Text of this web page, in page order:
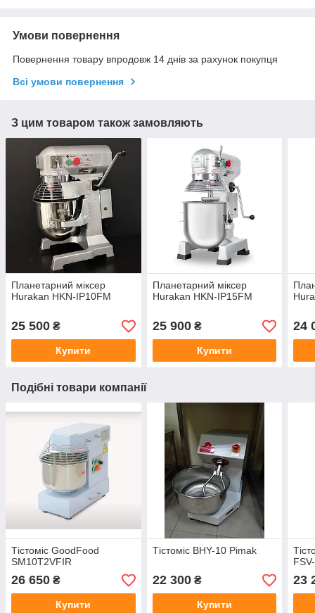
Умови повернення
Повернення товару впродовж 14 днів за рахунок покупця
Всі умови повернення
З цим товаром також замовляють
Планетарний міксер
Hurakan HKN-IP10FM
25 500 ₴
Купити
Планетарний міксер
Hurakan HKN-IP15FM
25 900₴
Купити
24
Подібні товари компанії
Тістоміс GoodFood
SM10T2VFIR
26 650 ₴
Купити
Тістоміс BHY-10 Pimak
22 300₴
Купити
23